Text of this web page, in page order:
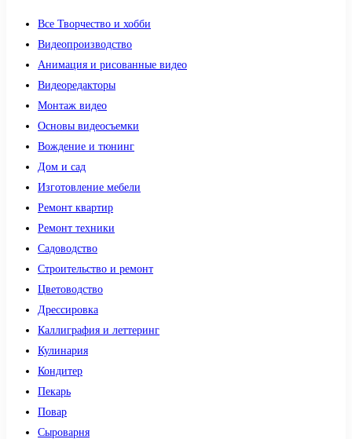
Все Творчество и хобби
Видеопроизводство
Анимация и рисованные видео
Видеоредакторы
Монтаж видео
Основы видеосъемки
Вождение и тюнинг
Дом и сад
Изготовление мебели
Ремонт квартир
Ремонт техники
Садоводство
Строительство и ремонт
Цветоводство
Дрессировка
Каллиграфия и леттеринг
Кулинария
Кондитер
Пекарь
Повар
Сыроварня